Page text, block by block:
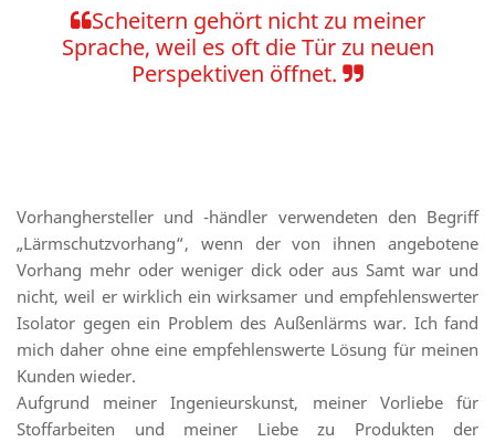
Scheitern gehört nicht zu meiner
Sprache, weil es oft die Tür zu neuen
Perspektiven öffnet.
Vorhanghersteller und -händler verwendeten den Begriff
„Lärmschutzvorhang“, wenn der von ihnen angebotene
Vorhang mehr oder weniger dick oder aus Samt war und
nicht, weil er wirklich ein wirksamer und empfehlenswerter
Isolator gegen ein Problem des Außenlärms war. Ich fand
mich daher ohne eine empfehlenswerte Lösung für meinen
Kunden wieder.
Aufgrund meiner Ingenieurskunst, meiner Vorliebe für
Stoffarbeiten und meiner Liebe zu Produkten der